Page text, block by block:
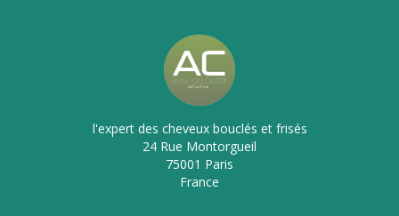
l'expert des cheveux bouclés et frisés
24 Rue Montorgueil
75001 Paris
France